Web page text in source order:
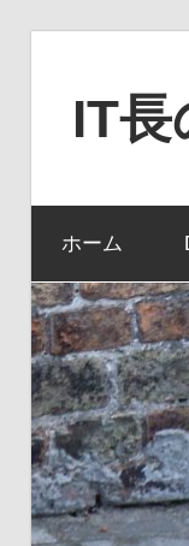
キ
ッ
プ
IT長
NAV
と
financial
を
中
心
に
MS
製
ホーム